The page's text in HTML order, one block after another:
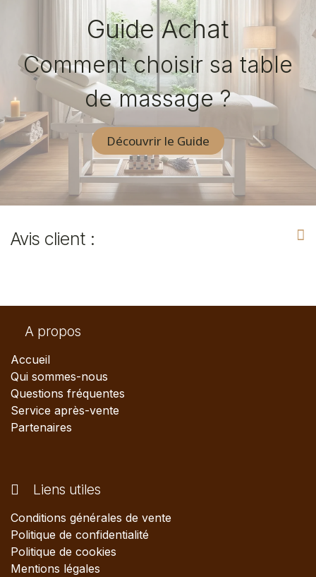
Guide Achat
Comment choisir sa table
de massage ?
Découvrir le Guide
Avis client :
A propos
Accueil
Qui sommes-nous
Questions fréquentes
Service après-vente
Partenaires
Liens utiles
Conditions générales de vente
Politique de confidentialité
Politique de cookies
Mentions légales